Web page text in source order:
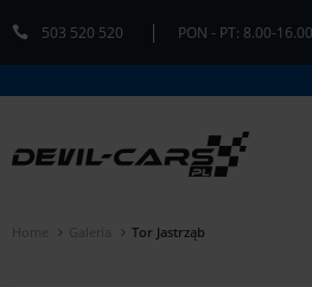
503 520 520 PON - PT: 8.00-16.00
Home Galeria Tor Jastrząb